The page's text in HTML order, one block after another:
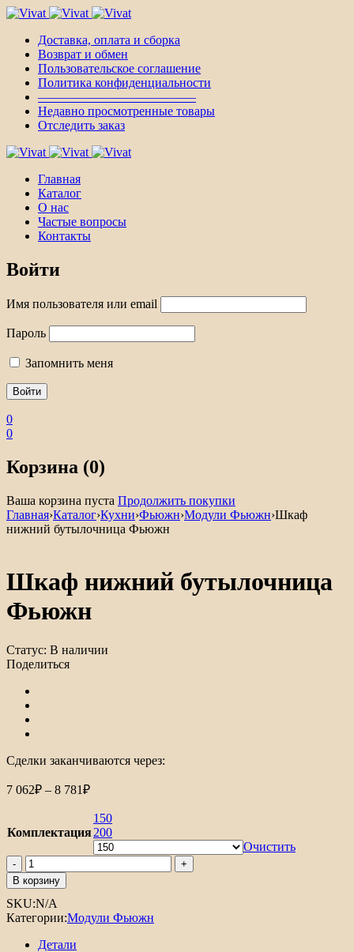
Доставка, оплата и сборка
Возврат и обмен
Пользовательское соглашение
Политика конфиденциальности
————————————–
Недавно просмотренные товары
Отследить заказ
Главная
Каталог
О нас
Частые вопросы
Контакты
Войти
Имя пользователя или email
Пароль
Запомнить меня
0
0
Корзина (0)
Ваша корзина пуста Продолжить покупки
Главная›Каталог›Кухни›Фьюжн›Модули Фьюжн›Шкаф
нижний бутылочница Фьюжн
Шкаф нижний бутылочница
Фьюжн
Статус: В наличии
Поделиться
Сделки заканчиваются через:
7 062₽ – 8 781₽Диапазон
7
062₽
8
Комплектация
150
200
Очистить
Количество
товара
Шкаф
нижний
бутылочница
В корзину
SKU:N/A
Категории:Модули Фьюжн
Детали